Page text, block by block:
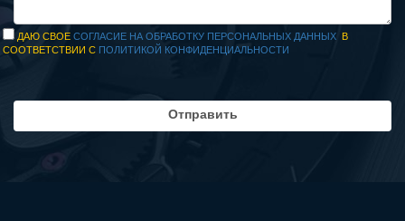
ДАЮ СВОЕСОГЛАСИЕ НА ОБРАБОТКУ ПЕРСОНАЛЬНЫХ ДАННЫХ В
СООТВЕТСТВИИ С ПОЛИТИКОЙ КОНФИДЕНЦИАЛЬНОСТИ